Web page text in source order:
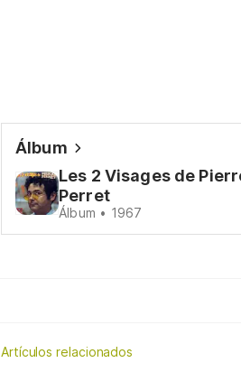
Álbum
Les 2 Visages de
Perret
Álbum • 1967
Artículos relacionados